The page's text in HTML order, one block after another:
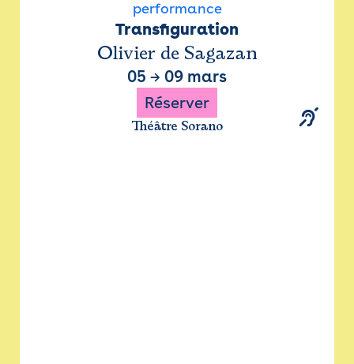
performance
Transfiguration
Olivier de Sagazan
05 → 09 mars
Réserver
Théâtre Sorano